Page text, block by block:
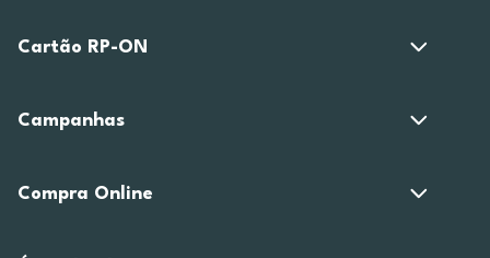
Cartão RP-ON
Campanhas
Compra Online